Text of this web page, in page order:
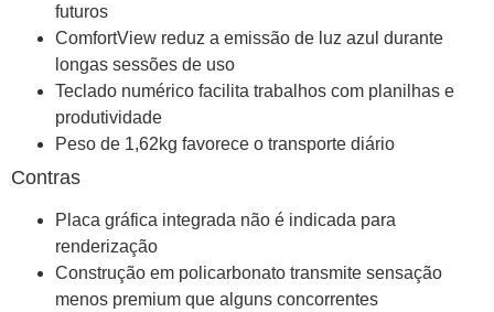
futuros
ComfortView reduz a emissão de luz azul durante
longas sessões de uso
Teclado numérico facilita trabalhos com planilhas e
produtividade
Peso de 1,62kg favorece o transporte diário
Contras
Placa gráfica integrada não é indicada para
renderização
Construção em policarbonato transmite sensação
menos premium que alguns concorrentes